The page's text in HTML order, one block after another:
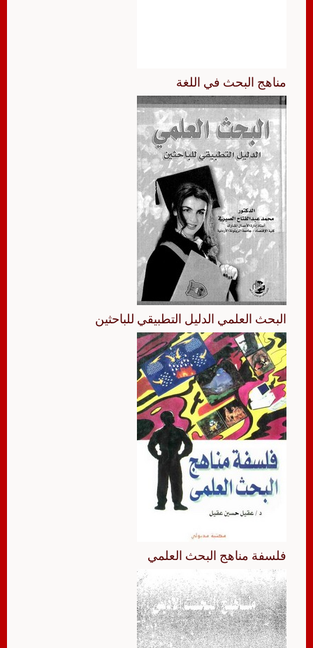
مناهج البحث في اللغة
البحث العلمي الدليل التطبيقي للباحثين
فلسفة مناهج البحث العلمي